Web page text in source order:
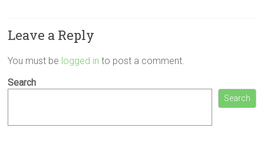
Leave a Reply
You must be logged in to post a comment.
Search
Search